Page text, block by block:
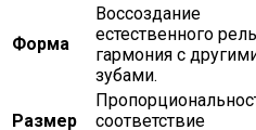
Форма
Воссоздание
естественного
гармония с
зубами.
Размер
соответствие